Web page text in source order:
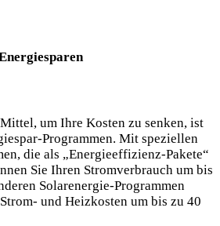
um Ihre Kosten zu senken, ist
Programmen. Mit speziellen
die als „Energieeffizienz-Pakete“
Sie Ihren Stromverbrauch um bis
Solarenergie-Programmen
und Heizkosten um bis zu 40